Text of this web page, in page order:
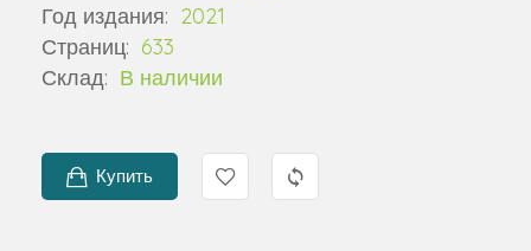
Год издания: 2021
Страниц: 633
Склад: В наличии
Купить